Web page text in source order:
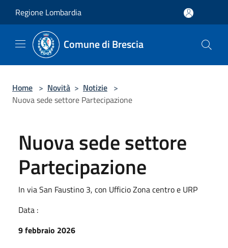
Regione Lombardia
Comune di Brescia
Home > Novità > Notizie >
Nuova sede settore Partecipazione
Nuova sede settore
Partecipazione
In via San Faustino 3, con Ufficio Zona centro e URP
Data :
9 febbraio 2026